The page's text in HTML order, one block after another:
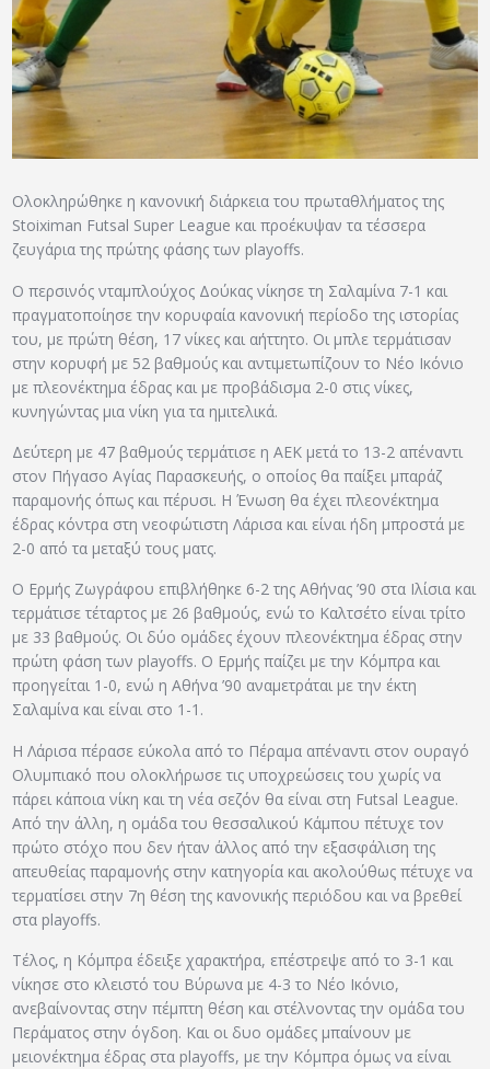
ΑΡΧΕΙΟ
ΕΠΙΚΟΙΝΩΝΙΑ
Ολοκληρώθηκε η κανονική διάρκεια του πρωταθλήματος της
Stoiximan Futsal Super League και προέκυψαν τα τέσσερα
ζευγάρια της πρώτης φάσης των playoffs.
Ο περσινός νταμπλούχος Δούκας νίκησε τη Σαλαμίνα 7-1 και
πραγματοποίησε την κορυφαία κανονική περίοδο της ιστορίας
του, με πρώτη θέση, 17 νίκες και αήττητο. Οι μπλε τερμάτισαν
στην κορυφή με 52 βαθμούς και αντιμετωπίζουν το Νέο Ικόνιο
με πλεονέκτημα έδρας και με προβάδισμα 2-0 στις νίκες,
κυνηγώντας μια νίκη για τα ημιτελικά.
Δεύτερη με 47 βαθμούς τερμάτισε η ΑΕΚ μετά το 13-2 απέναντι
στον Πήγασο Αγίας Παρασκευής, ο οποίος θα παίξει μπαράζ
παραμονής όπως και πέρυσι. Η Ένωση θα έχει πλεονέκτημα
έδρας κόντρα στη νεοφώτιστη Λάρισα και είναι ήδη μπροστά με
2-0 από τα μεταξύ τους ματς.
Ο Ερμής Ζωγράφου επιβλήθηκε 6-2 της Αθήνας ’90 στα Ιλίσια και
τερμάτισε τέταρτος με 26 βαθμούς, ενώ το Καλτσέτο είναι τρίτο
με 33 βαθμούς. Οι δύο ομάδες έχουν πλεονέκτημα έδρας στην
πρώτη φάση των playoffs. O Ερμής παίζει με την Κόμπρα και
προηγείται 1-0, ενώ η Αθήνα ’90 αναμετράται με την έκτη
Σαλαμίνα και είναι στο 1-1.
Η Λάρισα πέρασε εύκολα από το Πέραμα απέναντι στον ουραγό
Ολυμπιακό που ολοκλήρωσε τις υποχρεώσεις του χωρίς να
πάρει κάποια νίκη και τη νέα σεζόν θα είναι στη Futsal League.
Από την άλλη, η ομάδα του θεσσαλικού Κάμπου πέτυχε τον
πρώτο στόχο που δεν ήταν άλλος από την εξασφάλιση της
απευθείας παραμονής στην κατηγορία και ακολούθως πέτυχε να
τερματίσει στην 7η θέση της κανονικής περιόδου και να βρεθεί
στα playoffs.
Τέλος, η Κόμπρα έδειξε χαρακτήρα, επέστρεψε από το 3-1 και
νίκησε στο κλειστό του Βύρωνα με 4-3 το Νέο Ικόνιο,
ανεβαίνοντας στην πέμπτη θέση και στέλνοντας την ομάδα του
Περάματος στην όγδοη. Και οι δυο ομάδες μπαίνουν με
μειονέκτημα έδρας στα playoffs, με την Κόμπρα όμως να είναι